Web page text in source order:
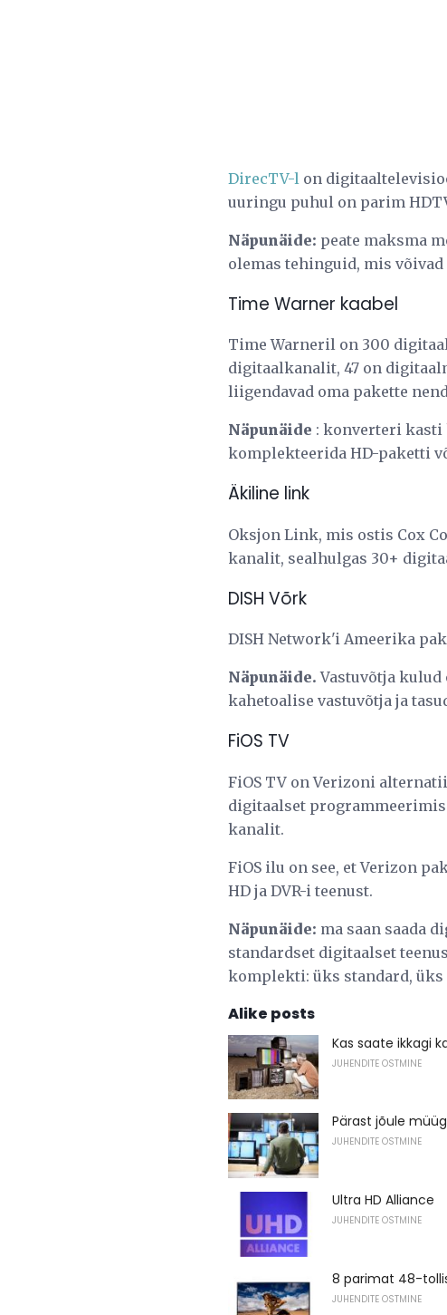
DirecTV-l on
uuringu puhul on parim
Näpunäide: peate maksma
olemas tehinguid, mis
Time Warner kaabel
Time Warneril on 300
digitaalkanalit, 47 on
liigendavad oma pakette
Näpunäide : konverteri kasti
komplekteerida HD-paketti
Äkiline link
Oksjon Link, mis ostis Cox
kanalit, sealhulgas 30+
DISH Võrk
DISH Network'i Ameerika
Näpunäide. Vastuvõtja kulud
kahetoalise vastuvõtja ja
FiOS TV
FiOS TV on Verizoni
digitaalset
kanalit.
FiOS ilu on see, et Verizon
HD ja DVR-i teenust.
Näpunäide: ma saan saada
standardset digitaalset
komplekti: üks standard, üks
Alike posts
Kas saate ikkagi
JUHENDITE OSTMINE
Pärast jõule
JUHENDITE OSTMINE
Ultra HD Alliance
JUHENDITE OSTMINE
8 parimat 48-
JUHENDITE OSTMINE